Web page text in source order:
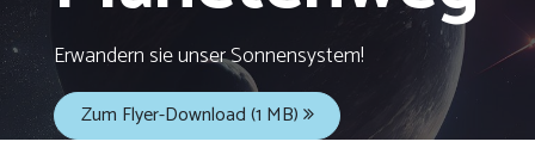
Erwandern sie unser Sonnensystem!
Zum Flyer-Download (1 MB)